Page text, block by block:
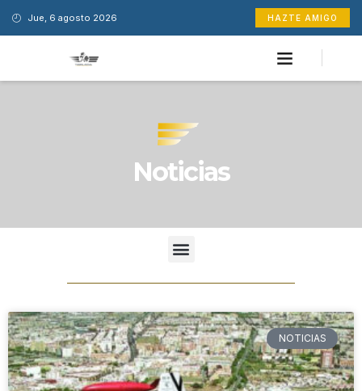
Jue, 6 agosto 2026 HAZTE AMIGO
Noticias
NOTICIAS